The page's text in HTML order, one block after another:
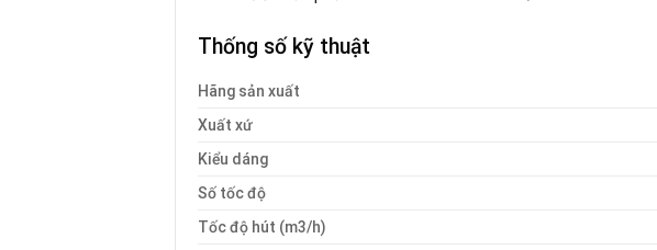
Thống số kỹ thuật
Hãng sản xuất
Xuất xứ
Kiểu dáng
Số tốc độ
Tốc độ hút (m3/h)